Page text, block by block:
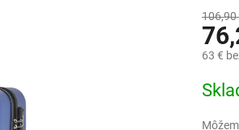
106,90
63 €
cena: